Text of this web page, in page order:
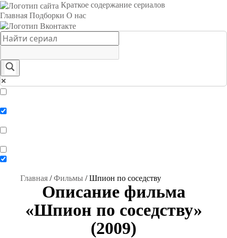
Краткое содержание сериалов
Главная Подборки О нас
Главная /Фильмы /Шпион по соседству
Описание фильма
«Шпион по соседству»
(2009)